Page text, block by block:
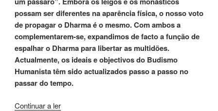
possam ser diferentes na aparência física, o nosso voto
de propagar o Dharma é o mesmo. Com ambos a
complementarem-se, expandimos de facto a função de
espalhar o Dharma para libertar as multidões.
Actualmente, os ideais e objectivos do Budismo
Humanista têm sido actualizados passo a passo no
passar do tempo.
Continuar a ler